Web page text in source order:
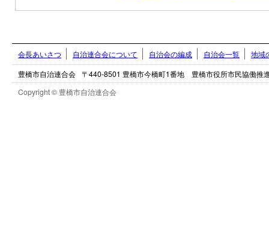
会長あいさつ 自治連合会について 自治会の編成 自治会一覧
地域
豊橋市自治連合会 〒440-8501 豊橋市今橋町1番地 豊橋市役所市民協働推
Copyright © 豊橋市自治連合会